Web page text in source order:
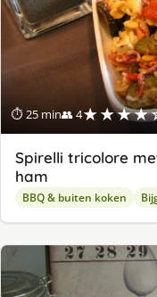
⏱ 25 min👥 4
Spirelli tricolore
ham
BBQ & buiten koken